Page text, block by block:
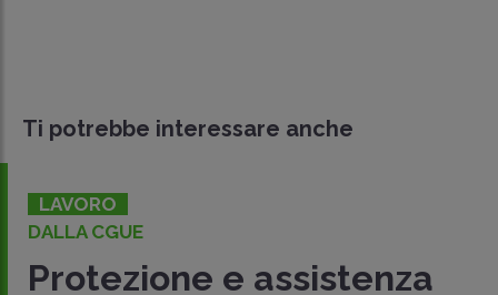
Ti potrebbe interessare anche
LAVORO
DALLA CGUE
Protezione e assistenza